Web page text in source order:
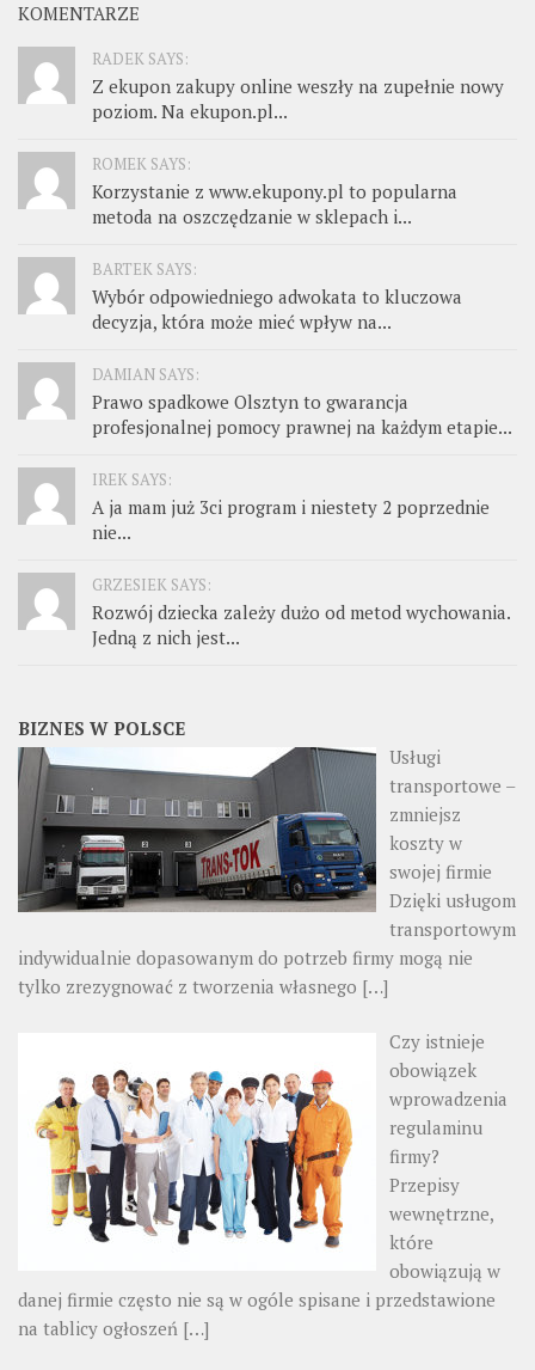
KOMENTARZE
RADEK SAYS:
Z ekupon zakupy online weszły na zupełnie nowy
poziom. Na ekupon.pl...
ROMEK SAYS:
Korzystanie z www.ekupony.pl to popularna
metoda na oszczędzanie w sklepach i...
BARTEK SAYS:
Wybór odpowiedniego adwokata to kluczowa
decyzja, która może mieć wpływ na...
DAMIAN SAYS:
Prawo spadkowe Olsztyn to gwarancja
profesjonalnej pomocy prawnej na każdym etapie...
IREK SAYS:
A ja mam już 3ci program i niestety 2 poprzednie
nie...
GRZESIEK SAYS:
Rozwój dziecka zależy dużo od metod wychowania.
Jedną z nich jest...
BIZNES W POLSCE
Usługi
transportowe –
zmniejsz
koszty w
swojej firmie
Dzięki usługom
transportowym
indywidualnie dopasowanym do potrzeb firmy mogą nie
tylko zrezygnować z tworzenia własnego […]
Czy istnieje
obowiązek
wprowadzenia
regulaminu
firmy?
Przepisy
wewnętrzne,
które
obowiązują w
danej firmie często nie są w ogóle spisane i przedstawione
na tablicy ogłoszeń […]